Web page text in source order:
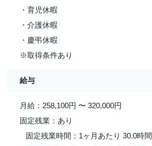
・育児休暇
・介護休暇
・慶弔休暇
※取得条件あり
給与
月給：258,100円 〜 320,000円
固定残業：あり
固定残業時間：1ヶ月あたり 30.0時間